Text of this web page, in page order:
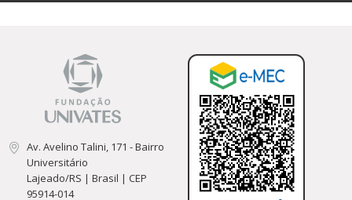
Av. Avelino Talini, 171 - Bairro
Universitário
Lajeado/RS | Brasil | CEP
95914-014